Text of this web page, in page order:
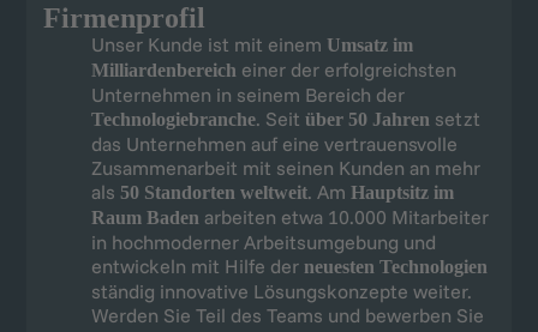
Firmenprofil
Unser Kunde ist mit einem Umsatz im
Milliardenbereicheiner der erfolgreichsten
Unternehmen in seinem Bereich der
Technologiebranche. Seit über 50 Jahrensetzt
das Unternehmen auf eine vertrauensvolle
Zusammenarbeit mit seinen Kunden an mehr
als 50 Standorten weltweit. Am Hauptsitz im
Raum Badenarbeiten etwa 10.000 Mitarbeiter
in hochmoderner Arbeitsumgebung und
entwickeln mit Hilfe derneuesten Technologien
ständig innovative Lösungskonzepte weiter.
Werden Sie Teil des Teams und bewerben Sie